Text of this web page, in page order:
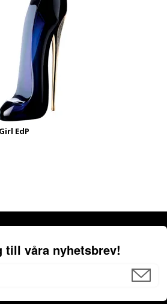
EdP
till våra nyhetsbrev!